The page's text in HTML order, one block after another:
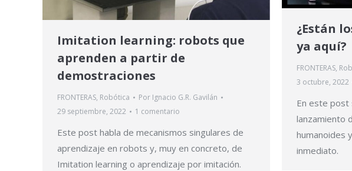
¿Están
ya aquí?
FRONTERAS,
3 octubre, 2022
En este post
lanzamiento
humanoides
inmediato.
Imitation learning: robots que
aprenden a partir de
demostraciones
FRONTERAS, Robótica Por Ignacio G.R. Gavilán
29 septiembre, 2022
1 comentario
Este post habla de mecanismos singulares de
aprendizaje en robots y, muy en concreto, de
Imitation learning o aprendizaje por imitación.